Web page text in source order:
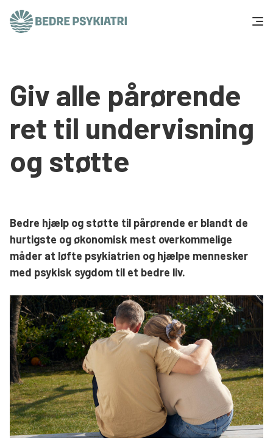
Tal og fakta
Om os
Vær med
Støt os
Giv alle pårørende
ret til undervisning
og støtte
Bedre hjælp og støtte til pårørende er blandt de
hurtigste og økonomisk mest overkommelige
måder at løfte psykiatrien og hjælpe mennesker
med psykisk sygdom til et bedre liv.